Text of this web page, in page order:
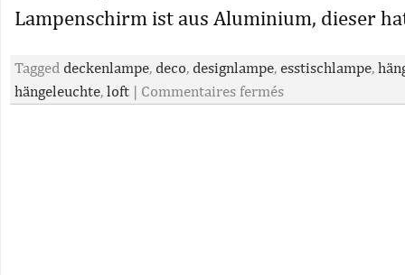
Lampenschirm ist aus Aluminium, dieser
Tagged deckenlampe, deco, designlampe, esstischlampe,
hängeleuchte, loft | Commentaires fermés